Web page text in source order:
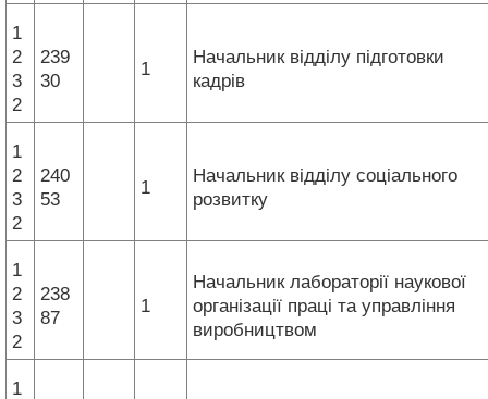
1
2
3
2
239
30
1
Начальник відділу підготовки
кадрів
1
2
3
2
240
53
1
Начальник відділу соціального
розвитку
1
2
3
2
238
87
1
Начальник лабораторії наукової
організації праці та управління
виробництвом
1